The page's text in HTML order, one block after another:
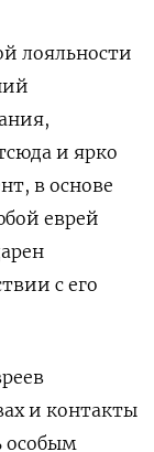
лояльности
и ярко
в основе
еврей
с его
и контакты
особым